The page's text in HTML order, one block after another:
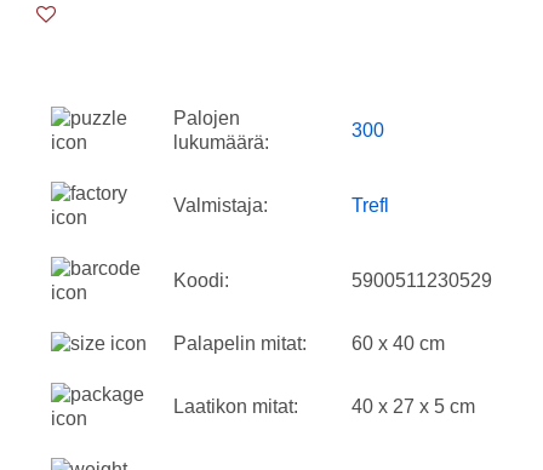
Palojen
lukumäärä:
300
Valmistaja: Trefl
Koodi: 5900511230529
Palapelin mitat: 60 x 40 cm
Laatikon mitat: 40 x 27 x 5 cm